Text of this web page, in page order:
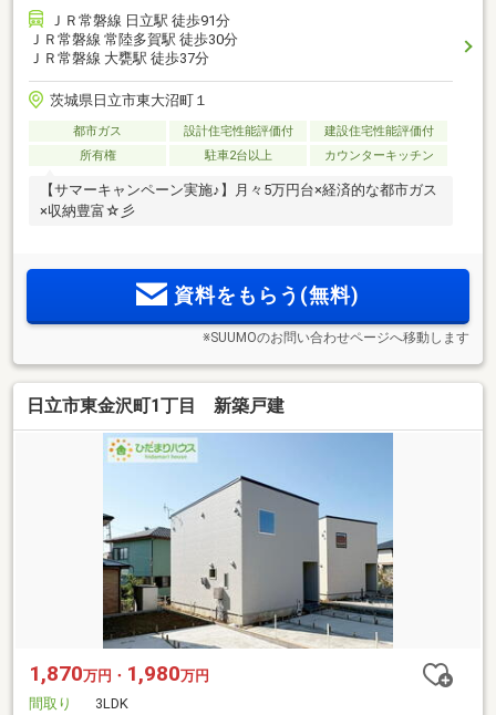
ＪＲ常磐線 日立駅 徒歩91分
ＪＲ常磐線 常陸多賀駅 徒歩30分
ＪＲ常磐線 大甕駅 徒歩37分
茨城県日立市東大沼町１
都市ガス 設計住宅性能評価付
建設住宅性能評価付
所有権
駐車2台以上 カウンターキッチン
【サマーキャンペーン実施♪】月々5万円台×経済的な都市ガス
×収納豊富☆彡
資料をもらう(無料)
※SUUMOのお問い合わせページへ移動します
日立市東金沢町1丁目 新築戸建
1,870万円・ 1,980万円
間取り
3LDK